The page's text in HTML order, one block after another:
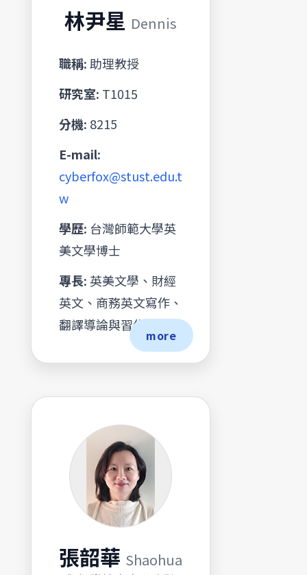
林尹星 Dennis
職稱:助理教授
研究室: T1015
分機: 8215
E-mail:
cyberfox@stust.edu.t
w
學歷: 台灣師範大學英
美文學博士
專長: 英美文學、財經
英文、商務英文寫作、
翻譯導論與習作
more
張韶華 Shaohua